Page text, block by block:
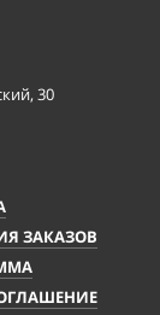
30
ЗАКАЗОВ